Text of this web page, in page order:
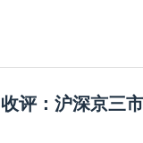
收评：沪深京三